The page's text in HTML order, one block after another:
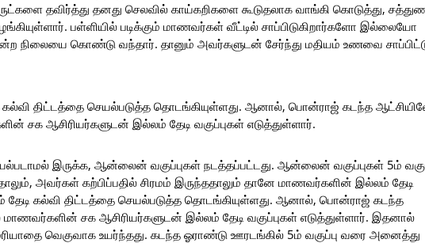
தவிர்த்து தனது செலவில் காய்கறிகளை கூடுதலாக வாங்கி கொடுத்து,
பள்ளியில் படிக்கும் மாணவர்கள் வீட்டில் சாப்பிடுகிறார்களோ இல்லையோ
நிலையை கொண்டு வந்தார். தானும் அவர்களுடன் சேர்ந்து மதியம் உணவை
கல்வி திட்டத்தை செயல்படுத்த தொடங்கியுள்ளது. ஆனால், பொன்ராஜ் கடந்த
ஆசிரியர்களுடன் இல்லம் தேடி வகுப்புகள் எடுத்துள்ளார்.
இருக்க, ஆன்லைன் வகுப்புகள் நடத்தப்பட்டது. ஆன்லைன் வகுப்புகள் 5ம்
அவர்கள் கற்பிப்பதில் சிரமம் இருந்ததாலும் தானே மாணவர்களின் இல்லம் தேடி
தேடி கல்வி திட்டத்தை செயல்படுத்த தொடங்கியுள்ளது. ஆனால், பொன்ராஜ் கடந்த
சக ஆசிரியர்களுடன் இல்லம் தேடி வகுப்புகள் எடுத்துள்ளார். இதனால்
வெகுவாக உயர்ந்தது. கடந்த ஓராண்டு ஊரடங்கில் 5ம் வகுப்பு வரை அனைத்து